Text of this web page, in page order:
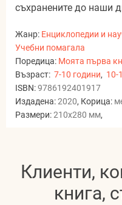
съхранените до наши
Жанр: Енциклопедии и
Учебни помагала
Поредица: Моята първа
Възраст: 7-10 години, 10-
ISBN:9786192401917
Издадена:2020, Корица:
Размери:210x280 мм,
Клиенти,
книга,